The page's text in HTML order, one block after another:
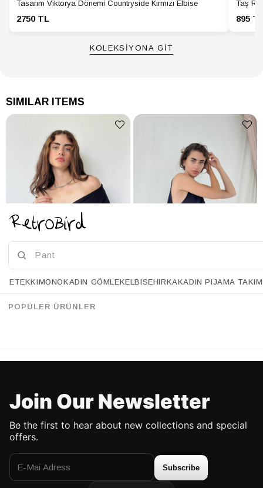
Tasarım Viktorya Dönemi Countryside Kırmızı Elbise
2750 TL
Taş
895
KOLEKSİYONA GİT
SIMILAR ITEMS
54.90 USD
95.90 USD
Join Our Newsletter
Be the first to hear about new collections and special
offers.
Subscribe
ETEKKIMONOKADIN GÖMLEKELBISEHIRKAKADIN PIJAMA TAKIM
POPÜLER ÜRÜNLER